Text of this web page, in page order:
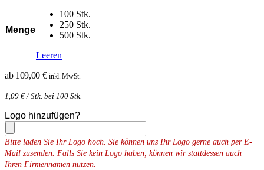
Menge
100 Stk.
250 Stk.
500 Stk.
Leeren
ab 109,00 € inkl. MwSt.
1,09 €/ Stk. bei 100 Stk.
Logo hinzufügen?
Bitte laden Sie Ihr Logo hoch. Sie können uns Ihr Logo gerne auch per E-
Mail zusenden. Falls Sie kein Logo haben, können wir stattdessen auch
Ihren Firmennamen nutzen.